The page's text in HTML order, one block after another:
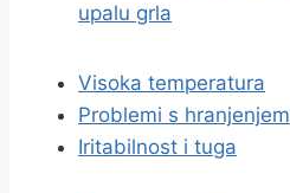
upalu grla
Visoka temperatura
Problemi s hranjenjem
Iritabilnost i tuga